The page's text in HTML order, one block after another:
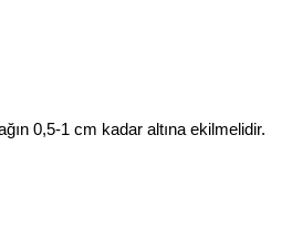
0,5-1 cm kadar altına ekilmelidir.